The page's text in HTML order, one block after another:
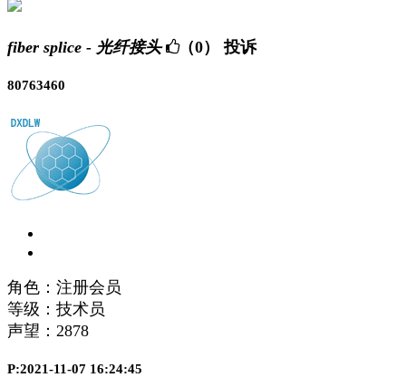
fiber splice - 光纤接头 （0） 投诉
80763460
角色：注册会员
等级：技术员
声望： 2878
P:2021-11-07 16:24:45